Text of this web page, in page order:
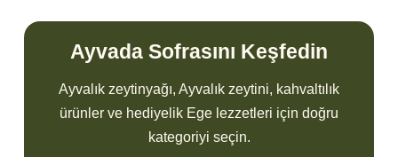
Ayvada Sofrasını Keşfedin
Ayvalık zeytinyağı, Ayvalık zeytini, kahvaltılık
ürünler ve hediyelik Ege lezzetleri için doğru
kategoriyi seçin.